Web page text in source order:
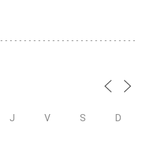
J V S D